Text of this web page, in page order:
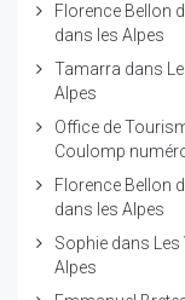
Florence Bellon
dans les Alpes
Tamarra dans
Alpes
Office de
Coulomp
Florence Bellon
dans les Alpes
Sophie dans
Alpes